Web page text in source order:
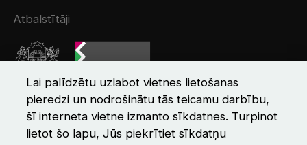
Atbalstītāji
Lai palīdzētu uzlabot vietnes lietošanas
pieredzi un nodrošinātu tās teicamu darbību,
šī interneta vietne izmanto sīkdatnes. Turpinot
lietot šo lapu, Jūs piekrītiet sīkdatņu